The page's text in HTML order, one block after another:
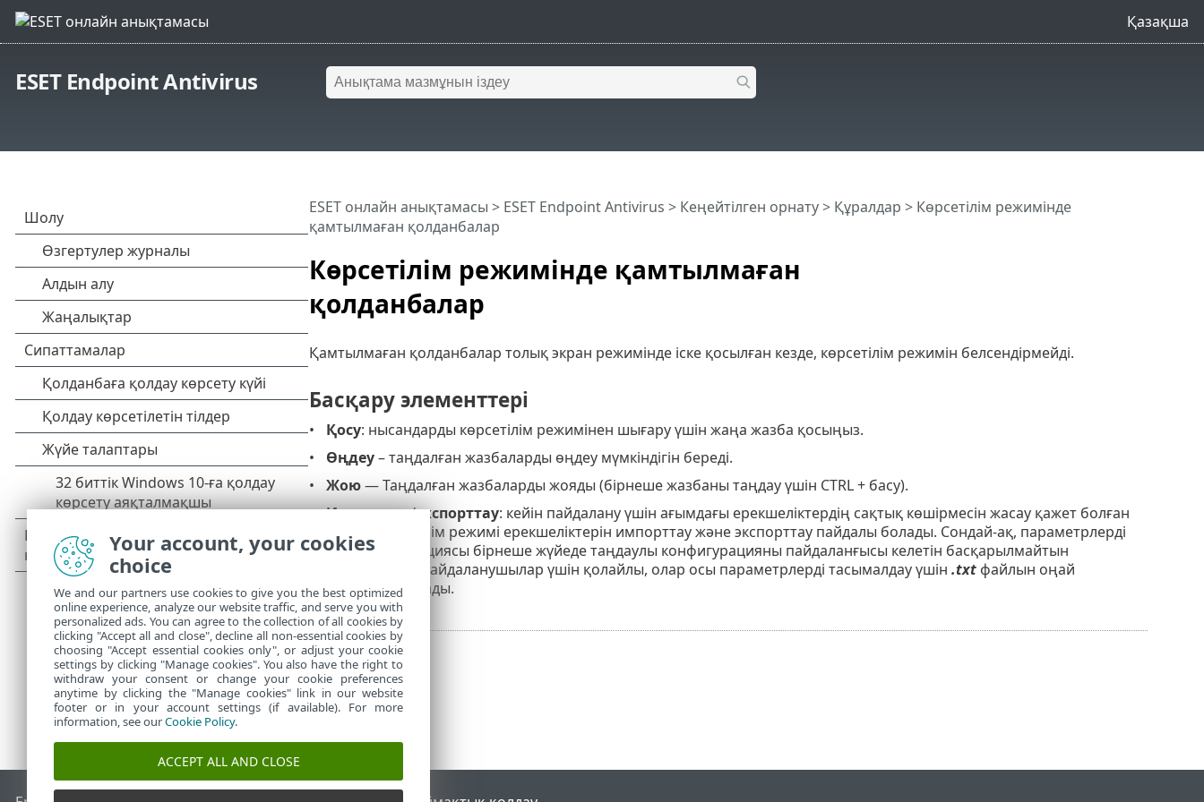
Қазақша
ESET Endpoint Antivirus
Көрсетілім режимінде қамтылмаған
қолданбалар
ESET онлайн анықтамасы > ESET Endpoint Antivirus > Кеңейтілген орнату> Құралдар > Көрсетілім режимінде
қамтылмаған қолданбалар
Қамтылмаған қолданбалар толық экран режимінде іске қосылған кезде, көрсетілім режимін белсендірмейді.
Басқару элементтері
Қосу: нысандарды көрсетілім режимінен шығару үшін жаңа жазба қосыңыз.
Өңдеу– таңдалған жазбаларды өңдеу мүмкіндігін береді.
Жою— Таңдалған жазбаларды жояды (бірнеше жазбаны таңдау үшін CTRL + басу).
Импорттау/экспорттау: кейін пайдалану үшін ағымдағы ерекшеліктердің сақтық көшірмесін жасау қажет болған
кезде, көрсетілім режимі ерекшеліктерін импорттау және экспорттау пайдалы болады. Сондай-ақ, параметрлерді
экспорттау опциясы бірнеше жүйеде таңдаулы конфигурацияны пайдаланғысы келетін басқарылмайтын
орталардағы пайдаланушылар үшін қолайлы, олар осы параметрлерді тасымалдау үшін .txtфайлын оңай
импорттай алады.
Your account, your cookies
choice
We and our partners use cookies to give you the best optimized
online experience, analyze our website traffic, and serve you with
personalized ads. You can agree to the collection of all cookies by
clicking "Accept all and close", decline all non-essential cookies by
choosing "Accept essential cookies only", or adjust your cookie
settings by clicking "Manage cookies". You also have the right to
withdraw your consent or change your cookie preferences
anytime by clicking the "Manage cookies" link in our website
footer or in your account settings (if available). For more
information, see ourCookie Policy.
ACCEPT ALL AND CLOSE